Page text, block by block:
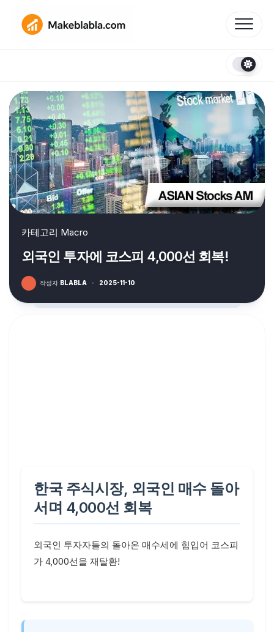
content
카테고리 Macro
외국인 투자에 코스피 4,000선 회복!
작성자 BLABLA · 2025-11-10
한국 주식시장, 외국인 매수 돌아
서며 4,000선 회복
외국인 투자자들의 돌아온 매수세에 힘입어 코스피
가 4,000선을 재탈환!